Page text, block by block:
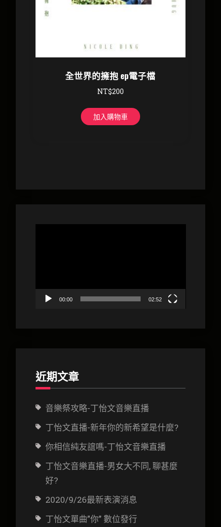
全世界的擁抱 ep電子檔
NT$200
加入購物車
00:00 02:52
近期文章
音樂祭攻略-丁怡文音樂直播
丁怡文直播-新年你的新希望是什麼?
你相信純友誼嗎-丁怡文音樂直播
丁怡文音樂直播-男女大不同, 聊甚麼
好?
2020/9/26最新表演消息
丁怡文單曲”你” 數位發行